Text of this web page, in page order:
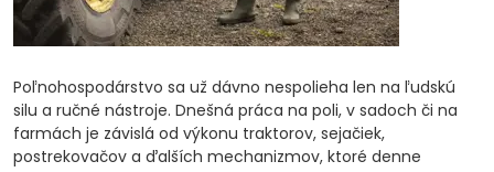
Poľnohospodárstvo sa už dávno nespolieha len na ľudskú
silu a ručné nástroje. Dnešná práca na poli, v sadoch či na
farmách je závislá od výkonu traktorov, sejačiek,
postrekovačov a ďalších mechanizmov, ktoré denne